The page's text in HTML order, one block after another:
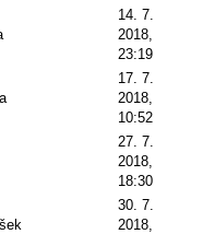
14. 7.
2018,
23:19
17. 7.
2018,
10:52
27. 7.
2018,
18:30
30. 7.
2018,